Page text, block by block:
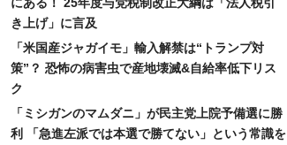
き上げ」に言及
「米国産ジャガイモ」輸入解禁は“トランプ対
策”？ 恐怖の病害虫で産地壊滅&自給率低下リス
ク
「ミシガンのマムダニ」が民主党上院予備選に勝
利 「急進左派では本選で勝てない」という常識を